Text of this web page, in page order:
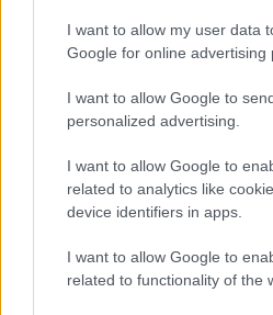
I want to allow my user data
Google for online advertising
I want to allow Google to
personalized advertising.
I want to allow Google to
related to analytics like
device identifiers in apps.
I want to allow Google to
related to functionality of the
Φωτογραφία @AP
Ακολουθήστε τοinsider.gr στο